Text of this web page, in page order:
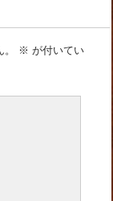
※ が付いてい